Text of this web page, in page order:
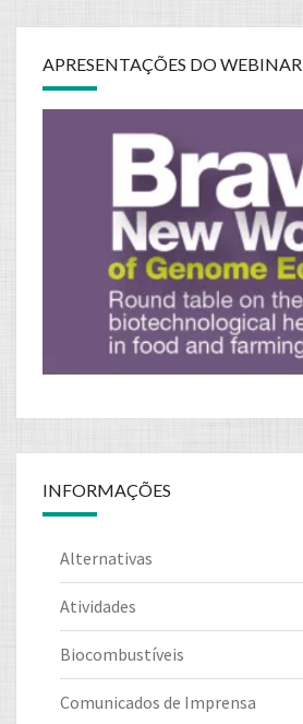
APRESENTAÇÕES DO WEBINAR
INFORMAÇÕES
Alternativas
Atividades
Biocombustíveis
Comunicados de Imprensa